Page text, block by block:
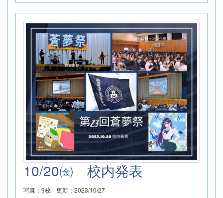
10/20㈮ 校内発表
写真：9枚 更新：2023/10/27